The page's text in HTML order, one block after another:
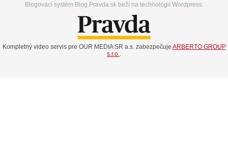
Blogovací systém Blog.Pravda.sk beží na technológií Wordpress.
Kompletný video servis pre OUR MEDIA SR a.s. zabezpečuje ARBERTO GROUP
s.r.o.